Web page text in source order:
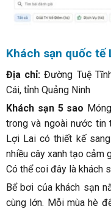
Khách sạn quốc tế
Địa chỉ:Đường Tuệ
Cái, tỉnh Quảng Ninh
Khách sạn 5 sao
trong và ngoài nước tin
Lợi Lai có thiết kế
nhiều cây xanh tạo cảm
Có thể coi đây là khách
Bể bơi của khách sạn
cùng lớn. Mỗi mùa hè